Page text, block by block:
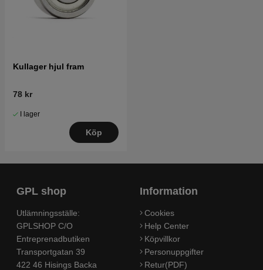
Kullager hjul fram
78 kr
I lager
Köp
GPL shop
Utlämningsställe:
GPLSHOP C/O
Entreprenadbutiken
Transportgatan 39
422 46 Hisings Backa
Information
Cookies
Help Center
Köpvillkor
Personuppgifter
Retur(PDF)